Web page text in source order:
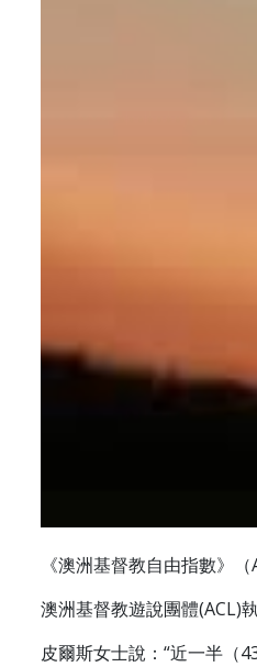
《澳洲基督教自由指數》
澳洲基督教遊說團體(ACL)
皮爾斯女士說：“近一半（